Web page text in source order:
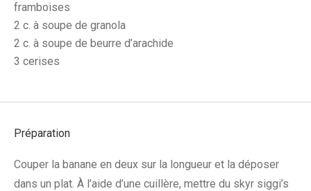
framboises
2 c. à soupe de granola
2 c. à soupe de beurre d’arachide
3 cerises
Préparation
Couper la banane en deux sur la longueur et la déposer
dans un plat. À l’aide d’une cuillère, mettre du skyr siggi’s